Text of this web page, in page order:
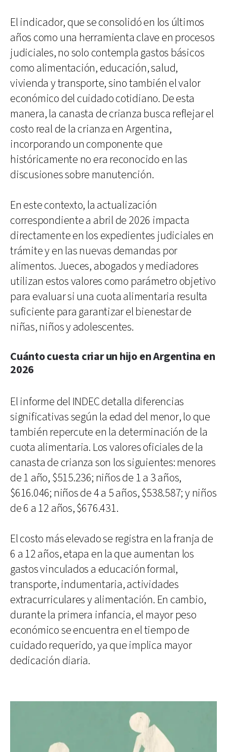
El indicador, que se consolidó en los últimos
años como una herramienta clave en procesos
judiciales, no solo contempla gastos básicos
como alimentación, educación, salud,
vivienda y transporte, sino también el valor
económico del cuidado cotidiano. De esta
manera, la canasta de crianza busca reflejar el
costo real de la crianza en Argentina,
incorporando un componente que
históricamente no era reconocido en las
discusiones sobre manutención.
En este contexto, la actualización
correspondiente a abril de 2026 impacta
directamente en los expedientes judiciales en
trámite y en las nuevas demandas por
alimentos. Jueces, abogados y mediadores
utilizan estos valores como parámetro objetivo
para evaluar si una cuota alimentaria resulta
suficiente para garantizar el bienestar de
niñas, niños y adolescentes.
Cuánto cuesta criar un hijo en Argentina en
2026
El informe del INDEC detalla diferencias
significativas según la edad del menor, lo que
también repercute en la determinación de la
cuota alimentaria. Los valores oficiales de la
canasta de crianza son los siguientes: menores
de 1 año, $515.236; niños de 1 a 3 años,
$616.046; niños de 4 a 5 años, $538.587; y niños
de 6 a 12 años, $676.431.
El costo más elevado se registra en la franja de
6 a 12 años, etapa en la que aumentan los
gastos vinculados a educación formal,
transporte, indumentaria, actividades
extracurriculares y alimentación. En cambio,
durante la primera infancia, el mayor peso
económico se encuentra en el tiempo de
cuidado requerido, ya que implica mayor
dedicación diaria.